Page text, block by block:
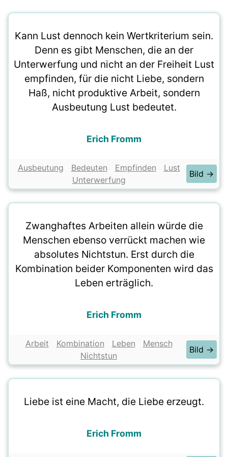
Kann Lust dennoch kein Wertkriterium sein.
Denn es gibt Menschen, die an der
Unterwerfung und nicht an der Freiheit Lust
empfinden, für die nicht Liebe, sondern
Haß, nicht produktive Arbeit, sondern
Ausbeutung Lust bedeutet.
Erich Fromm
Ausbeutung Bedeuten Empfinden
Lust
Unterwerfung
Bild →
Zwanghaftes Arbeiten allein würde die
Menschen ebenso verrückt machen wie
absolutes Nichtstun. Erst durch die
Kombination beider Komponenten wird das
Leben erträglich.
Erich Fromm
Arbeit Kombination Leben
Mensch
Nichtstun
Bild →
Liebe ist eine Macht, die Liebe erzeugt.
Erich Fromm